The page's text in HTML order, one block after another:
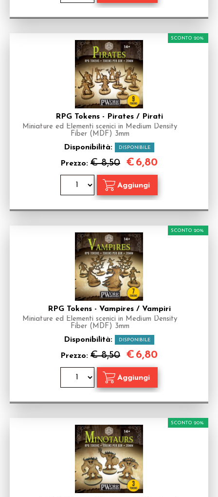
RPG Tokens - Pirates / Pirati
Miniature ed Elementi scenici in Medium Density
Fiber (MDF) 3mm
Disponibilità: DISPONIBILE
Prezzo: € 8,50
SCONTO 20%
€ 6,80
RPG Tokens - Vampires / Vampiri
Miniature ed Elementi scenici in Medium Density
Fiber (MDF) 3mm
Disponibilità: DISPONIBILE
Prezzo: € 8,50
SCONTO 20%
€ 6,80
SCONTO 20%